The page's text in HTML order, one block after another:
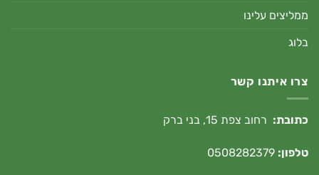
ממליצים עלינו
בלוג
צרו איתנו קשר
כתובת: רחוב צפת 15, בני ברק
טלפון: